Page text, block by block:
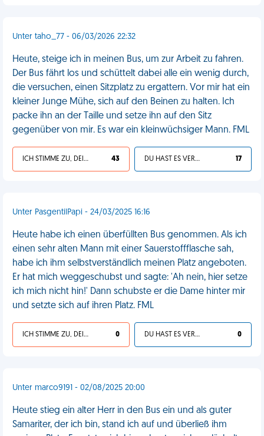
Unter taho_77 - 06/03/2026 22:32
Heute, steige ich in meinen Bus, um zur Arbeit zu fahren.
Der Bus fährt los und schüttelt dabei alle ein wenig durch,
die versuchen, einen Sitzplatz zu ergattern. Vor mir hat ein
kleiner Junge Mühe, sich auf den Beinen zu halten. Ich
packe ihn an der Taille und setze ihn auf den Sitz
gegenüber von mir. Es war ein kleinwüchsiger Mann. FML
ICH STIMME ZU, DEIN LEBEN IST SCHEISSE 43 DU HAST ES VERDIENT 17
Unter PasgentilPapi - 24/03/2025 16:16
Heute habe ich einen überfüllten Bus genommen. Als ich
einen sehr alten Mann mit einer Sauerstoffflasche sah,
habe ich ihm selbstverständlich meinen Platz angeboten.
Er hat mich weggeschubst und sagte: 'Ah nein, hier setze
ich mich nicht hin!' Dann schubste er die Dame hinter mir
und setzte sich auf ihren Platz. FML
ICH STIMME ZU, DEIN LEBEN IST SCHEISSE 0 DU HAST ES VERDIENT 0
Unter marco9191 - 02/08/2025 20:00
Heute stieg ein alter Herr in den Bus ein und als guter
Samariter, der ich bin, stand ich auf und überließ ihm